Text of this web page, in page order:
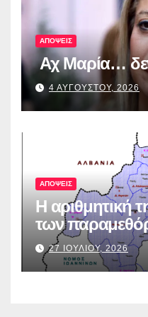
ΑΠΟΨΕΙΣ
Αχ Μαρία…
4 ΑΥΓΟΥΣΤΟΥ, 2026
ΑΠΟΨΕΙΣ
Η αριθμητική
των
27 ΙΟΥΛΙΟΥ, 2026